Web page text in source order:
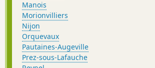
Manois
Morionvilliers
Nijon
Orquevaux
Pautaines-Augeville
Prez-sous-Lafauche